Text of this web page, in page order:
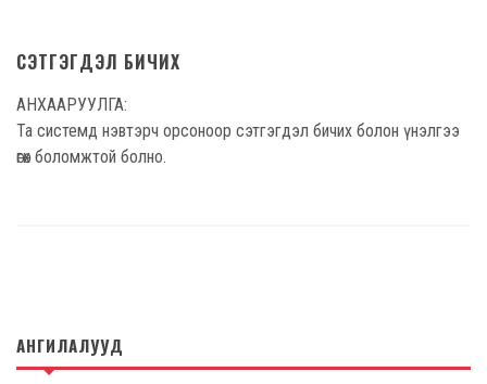
СЭТГЭГДЭЛ БИЧИХ
АНХААРУУЛГА:
Та системд нэвтэрч орсоноор сэтгэгдэл бичих болон үнэлгээ
өгөх боломжтой болно.
АНГИЛАЛУУД